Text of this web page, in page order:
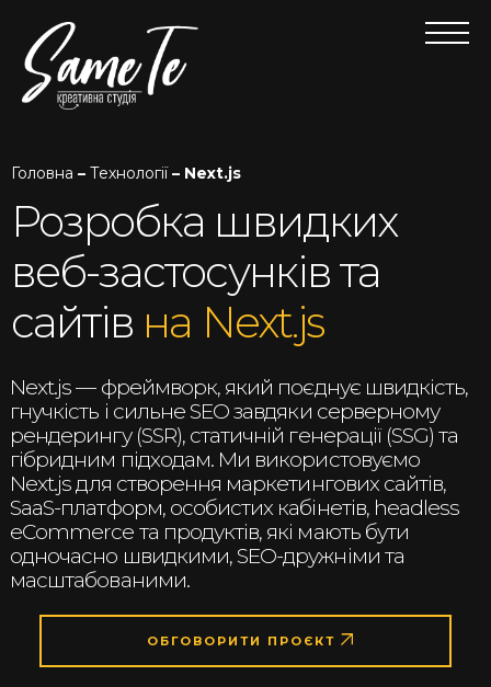
Головна – Технології– Next.js
Розробка швидких
веб-застосунків та
сайтів на Next.js
Next.js — фреймворк, який поєднує швидкість,
гнучкість і сильне SEO завдяки серверному
рендерингу (SSR), статичній генерації (SSG) та
гібридним підходам. Ми використовуємо
Next.js для створення маркетингових сайтів,
SaaS-платформ, особистих кабінетів, headless
eCommerce та продуктів, які мають бути
одночасно швидкими, SEO-дружніми та
масштабованими.
ОБГОВОРИТИ ПРОЄКТ